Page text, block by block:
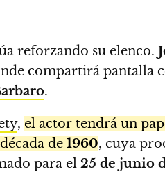
reforzando su elenco.
compartirá pantalla
.
, el actor tendrá un
de 1960, cuya
para el 25 de junio